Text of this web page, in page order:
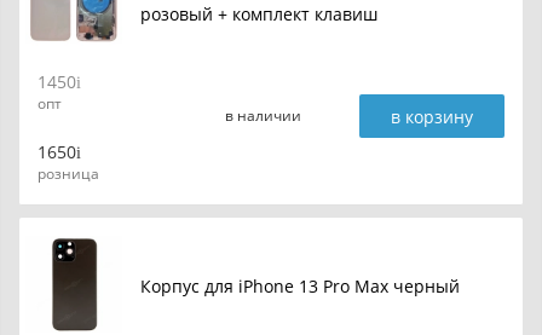
розовый + комплект клавиш
1450
опт
1650
розница
в наличии в корзину
Корпус для iPhone 13 Pro Max черный